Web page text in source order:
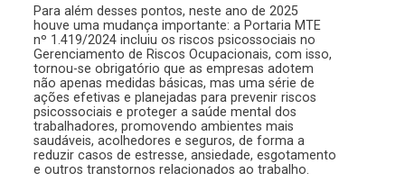
Para além desses pontos, neste ano de 2025
houve uma mudança importante: a Portaria MTE
nº 1.419/2024 incluiu os riscos psicossociais no
Gerenciamento de Riscos Ocupacionais, com isso,
tornou-se obrigatório que as empresas adotem
não apenas medidas básicas, mas uma série de
ações efetivas e planejadas para prevenir riscos
psicossociais e proteger a saúde mental dos
trabalhadores, promovendo ambientes mais
saudáveis, acolhedores e seguros, de forma a
reduzir casos de estresse, ansiedade, esgotamento
e outros transtornos relacionados ao trabalho.